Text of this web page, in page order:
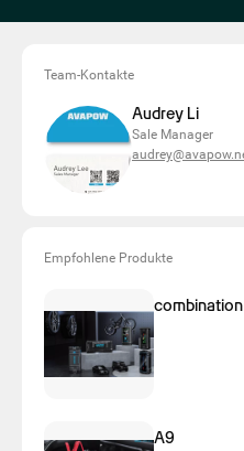
Team-Kontakte
Audrey Li
Sale Manager
Empfohlene Produkte
combination
A9